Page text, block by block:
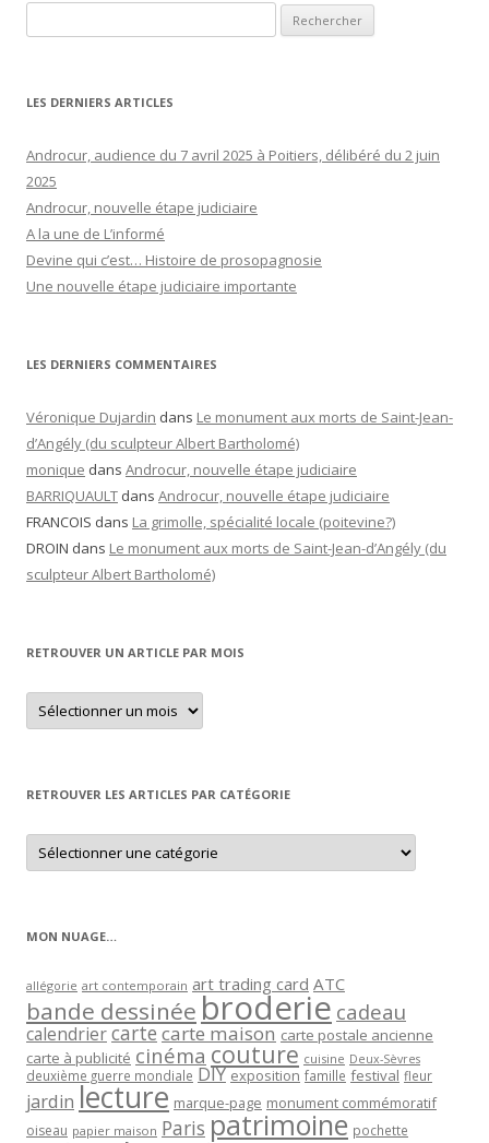
LES DERNIERS ARTICLES
Androcur, audience du 7 avril 2025 à Poitiers, délibéré du 2 juin
2025
Androcur, nouvelle étape judiciaire
A la une de L’informé
Devine qui c’est… Histoire de prosopagnosie
Une nouvelle étape judiciaire importante
LES DERNIERS COMMENTAIRES
Véronique Dujardin dans Le monument aux morts de Saint-Jean-
d’Angély (du sculpteur Albert Bartholomé)
monique dans Androcur, nouvelle étape judiciaire
BARRIQUAULT dans Androcur, nouvelle étape judiciaire
FRANCOIS dans La grimolle, spécialité locale (poitevine?)
DROIN dans Le monument aux morts de Saint-Jean-d’Angély (du
sculpteur Albert Bartholomé)
RETROUVER UN ARTICLE PAR MOIS
Retrouver
un
article
RETROUVER LES ARTICLES PAR CATÉGORIE
Retrouver
les
articles
MON NUAGE…
allégorie art contemporain art trading card ATC
bande dessinée broderie cadeau
calendriercartecarte maison carte postale ancienne
carte à publicité cinéma couture cuisine Deux-Sèvres
deuxième guerre mondiale DIY exposition famille festival fleur
jardin lecture marque-page monument commémoratif
oiseau papier maison Paris patrimoine pochette